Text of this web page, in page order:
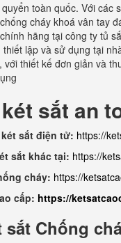
toàn quốc. Với
cháy khoá vân tay
hãng tại công ty tủ
lập và sử dụng tại
thiết kế đơn giản và
sắt an
két sắt điện tử: https://
sắt khác tại: https://
cháy: https://
cấp: https://
sắt Chống